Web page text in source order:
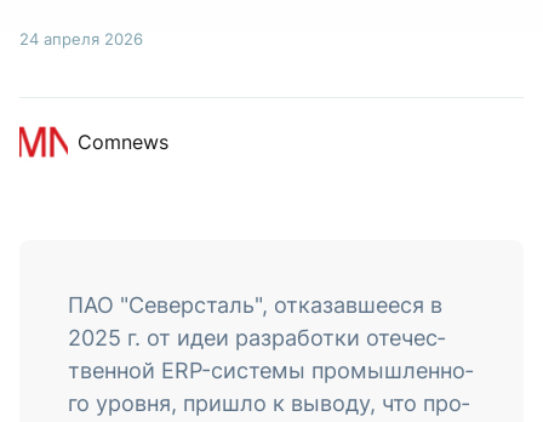
24 апреля 2026
Comnews
ПАО "Се­вер­сталь", от­ка­зав­шее­ся в
2025 г. от идеи раз­ра­бот­ки оте­чес­
твен­ной ERP-сис­те­мы про­мыш­лен­но­
го уров­ня, приш­ло к вы­воду, что про­